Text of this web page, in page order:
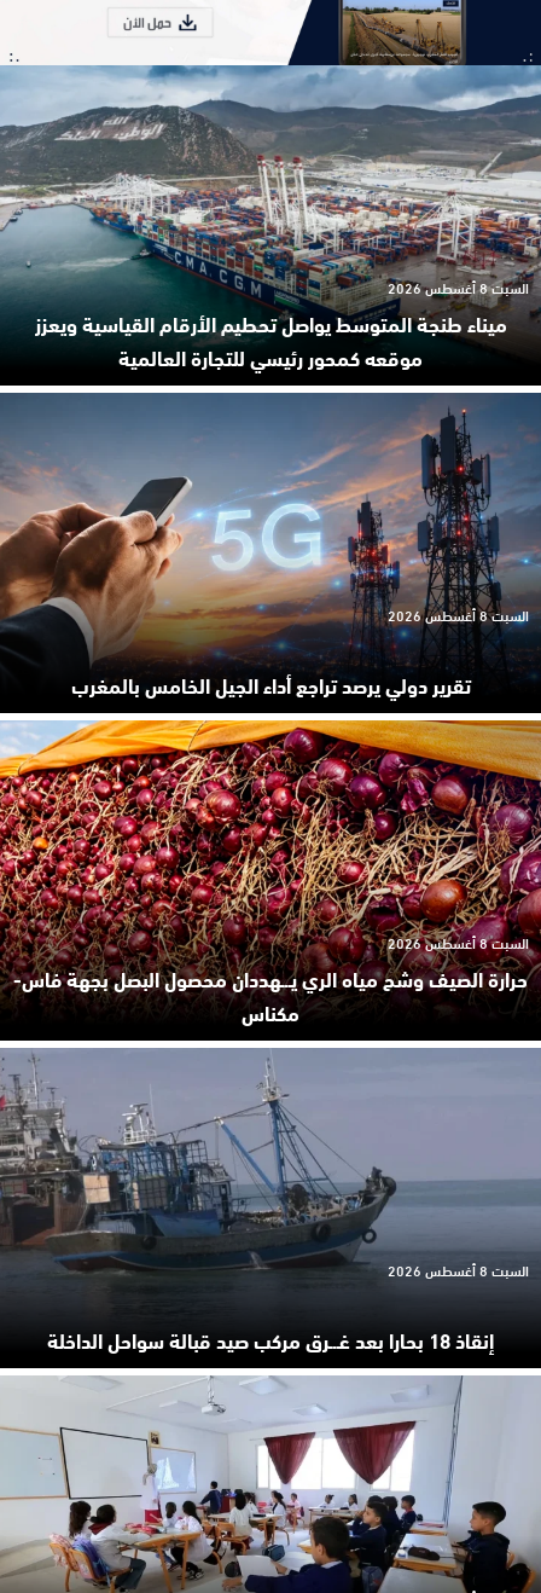
ميناء طنجة المتوسط يواصل تحطيم الأرقام القياسية ويعزز
موقعه كمحور رئيسي للتجارة العالمية
السبت 8 أغسطس 2026
تقرير دولي يرصد تراجع أداء الجيل الخامس بالمغرب
السبت 8 أغسطس 2026
حرارة الصيف وشح مياه الري يـ.ـهددان محصول البصل بجهة فاس-
مكناس
السبت 8 أغسطس 2026
إنقاذ 18 بحارا بعد غـ.ـرق مركب صيد قبالة سواحل الداخلة
السبت 8 أغسطس 2026